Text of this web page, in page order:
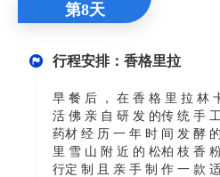
第8天
行程安排：香格里拉
早 餐 后 ， 在 香 格 里 拉 林
活 佛 亲 自 研 发 的传 统 手
药材 经 历 一 年 时 间 发 酵
里 雪 山 附 近 的 松柏 枝 香
行定 制 且 亲 手 制 作 一 款